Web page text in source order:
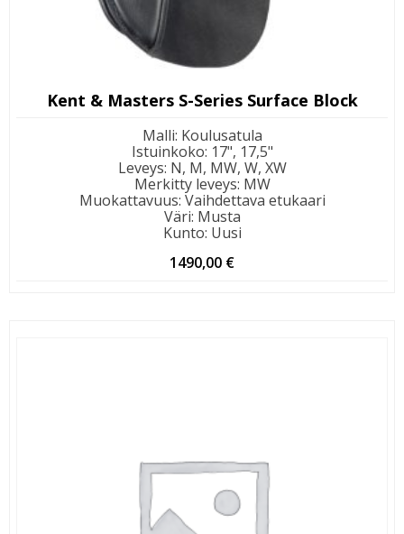
Kent & Masters S-Series Surface Block
Malli: Koulusatula
Istuinkoko: 17", 17,5"
Leveys: N, M, MW, W, XW
Merkitty leveys: MW
Muokattavuus: Vaihdettava etukaari
Väri: Musta
Kunto: Uusi
1490,00 €